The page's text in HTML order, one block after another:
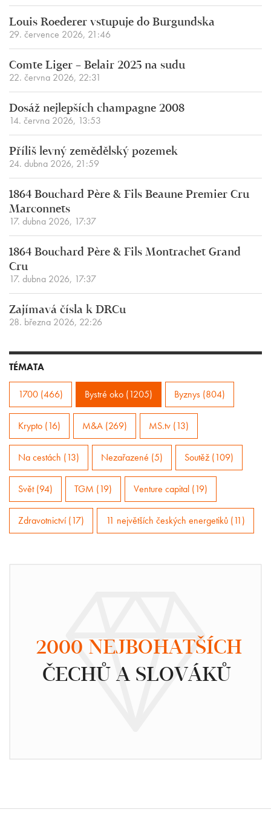
Louis Roederer vstupuje do Burgundska
29. července 2026, 21:46
Comte Liger – Belair 2025 na sudu
22. června 2026, 22:31
Dosáž nejlepších champagne 2008
14. června 2026, 13:53
Příliš levný zemědělský pozemek
24. dubna 2026, 21:59
1864 Bouchard Père & Fils Beaune Premier Cru
Marconnets
17. dubna 2026, 17:37
1864 Bouchard Père & Fils Montrachet Grand
Cru
17. dubna 2026, 17:37
Zajímavá čísla k DRCu
28. března 2026, 22:26
TÉMATA
1700 (466) Bystré oko (1205) Byznys (804)
Krypto (16) M&A (269) MS.tv (13)
Na cestách (13) Nezařazené (5) Soutěž (109)
Svět (94) TGM (19) Venture capital (19)
Zdravotnictví (17) 11 největších českých energetiků (11)
2000 NEJBOHATŠÍCH
ČECHŮ A SLOVÁKŮ